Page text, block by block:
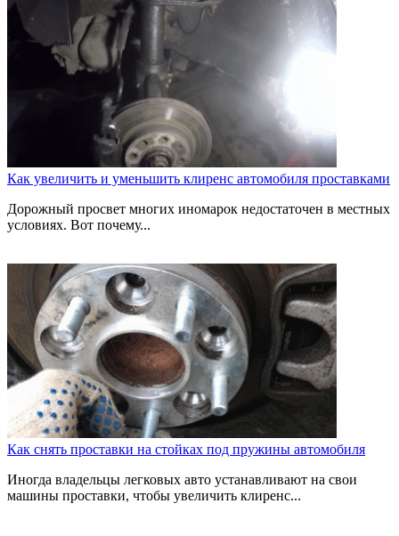
Как увеличить и уменьшить клиренс автомобиля проставками
Дорожный просвет многих иномарок недостаточен в местных
условиях. Вот почему...
Как снять проставки на стойках под пружины автомобиля
Иногда владельцы легковых авто устанавливают на свои
машины проставки, чтобы увеличить клиренс...